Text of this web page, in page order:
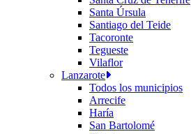
Santa Úrsula
Santiago del Teide
Tacoronte
Tegueste
Vilaflor
Lanzarote
Todos los municipios
Arrecife
Haría
San Bartolomé